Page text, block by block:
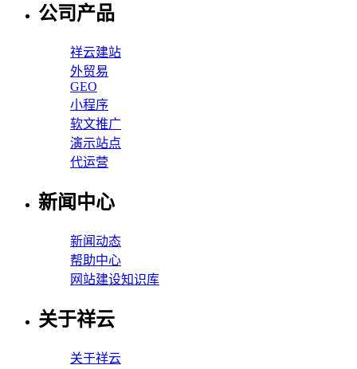
公司产品
祥云建站
外贸易
GEO
小程序
软文推广
演示站点
代运营
新闻中心
新闻动态
帮助中心
网站建设知识库
关于祥云
关于祥云